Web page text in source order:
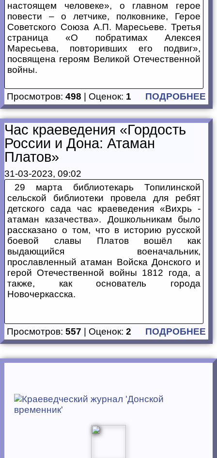
настоящем человеке», о главном герое
повести – о летчике, полковнике, Герое
Советского Союза А.П. Маресьеве. Третья
страница «О побратимах Алексея
Маресьева, повторивших его подвиг»,
посвящена героям Великой Отечественной
войны.
Просмотров: 498 | Оценок: 1 ПОДРОБНЕЕ
Час краеведения «Гордость
России и Дона: Атаман
Платов»
31-03-2023, 09:02
29 марта библиотекарь Топилинской
сельской библиотеки провела для ребят
детского сада час краеведения «Вихрь -
атаман казачества». Дошкольникам было
рассказано о том, что в историю русской
боевой славы Платов вошёл как
выдающийся военачальник,
прославленный атаман Войска Донского и
герой Отечественной войны 1812 года, а
также, как основатель города
Новочеркасска.
Просмотров: 557 | Оценок: 2 ПОДРОБНЕЕ